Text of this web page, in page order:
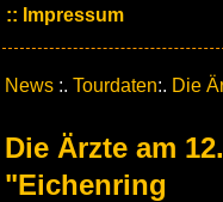
Impressum
News :. Tourdaten:. Die
Die Ärzte am
"Eichenring